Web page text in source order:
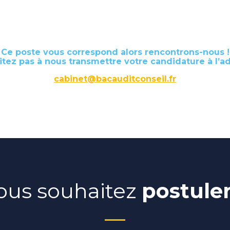
Ce poste vous correspond alors rencontrons-nous !
pas à nous transmettre votre candidature à
cabinet@bacauditconseil.fr
souhaitez